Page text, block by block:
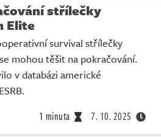
střílečky
Elite
survival střílečky
mohou těšit na pokračování.
v databázi americké
1 minuta 7. 10. 2025